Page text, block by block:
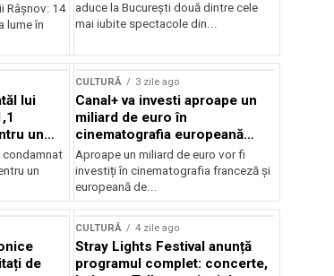
Râşnov: 14
lume în
aduce la București două dintre cele
mai iubite spectacole din...
lui
un
condamnat
un
CULTURĂ 3 zile ago
Canal+ va investi aproape un
miliard de euro în
cinematografia europeană
până în 2032
Aproape un miliard de euro vor fi
investiți în cinematografia franceză și
europeană de...
de
CULTURĂ 4 zile ago
Stray Lights Festival anunță
programul complet: concerte,